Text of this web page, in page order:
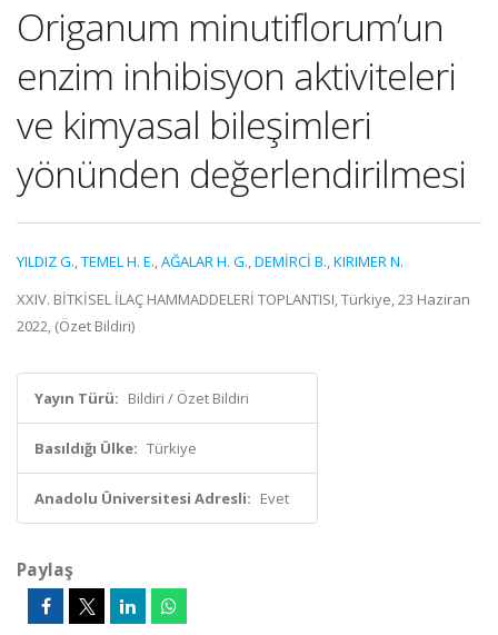
Origanum minutiflorum’un
enzim inhibisyon aktiviteleri
ve kimyasal bileşimleri
yönünden değerlendirilmesi
YILDIZ G.,TEMEL H. E.,AĞALAR H. G.,DEMİRCİ B.,KIRIMER N.
XXIV. BİTKİSEL İLAÇ HAMMADDELERİ TOPLANTISI, Türkiye, 23 Haziran
2022, (Özet Bildiri)
Yayın Türü: Bildiri / Özet Bildiri
Basıldığı Ülke: Türkiye
Anadolu Üniversitesi Adresli: Evet
Paylaş